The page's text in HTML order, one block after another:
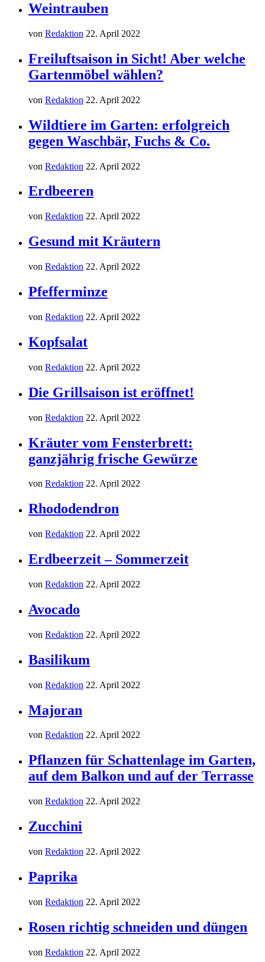
Weintrauben
von Redaktion 22. April 2022
Freiluftsaison in Sicht! Aber welche
Gartenmöbel wählen?
von Redaktion 22. April 2022
Wildtiere im Garten: erfolgreich
gegen Waschbär, Fuchs & Co.
von Redaktion 22. April 2022
Erdbeeren
von Redaktion 22. April 2022
Gesund mit Kräutern
von Redaktion 22. April 2022
Pfefferminze
von Redaktion 22. April 2022
Kopfsalat
von Redaktion 22. April 2022
Die Grillsaison ist eröffnet!
von Redaktion 22. April 2022
Kräuter vom Fensterbrett:
ganzjährig frische Gewürze
von Redaktion 22. April 2022
Rhododendron
von Redaktion 22. April 2022
Erdbeerzeit – Sommerzeit
von Redaktion 22. April 2022
Avocado
von Redaktion 22. April 2022
Basilikum
von Redaktion 22. April 2022
Majoran
von Redaktion 22. April 2022
Pflanzen für Schattenlage im Garten,
auf dem Balkon und auf der Terrasse
von Redaktion 22. April 2022
Zucchini
von Redaktion 22. April 2022
Paprika
von Redaktion 22. April 2022
Rosen richtig schneiden und düngen
von Redaktion 22. April 2022